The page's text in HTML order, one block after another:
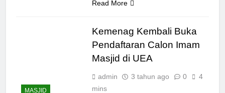
Read More
MASJID
Kemenag Kembali Buka
Pendaftaran Calon Imam
Masjid di UEA
admin 3 tahun ago 0
4
mins